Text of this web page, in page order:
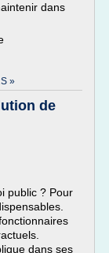
dans
»
de
public ? Pour
dans ses